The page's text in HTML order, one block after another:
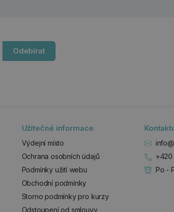
Odebírat
Užitečné informace
Výdejní místo
Ochrana osobních údajů
Podmínky užití webu
Obchodní podmínky
Storno podmínky pro kurzy
Odstoupení od smlouvy
+420
Po -